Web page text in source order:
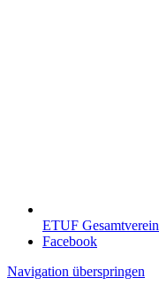
ETUF Gesamtverein
Facebook
Navigation überspringen